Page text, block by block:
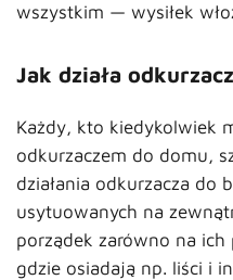
wszystkim — wysiłek
Jak działa
Każdy, kto kiedykolwiek
odkurzaczem do domu,
działania odkurzacza do
usytuowanych na
porządek zarówno na
gdzie osiadają np. liści i